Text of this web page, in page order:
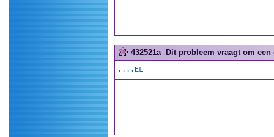
432521a Dit probleem vraagt om
....EL